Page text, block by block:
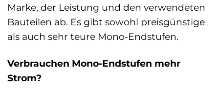
Marke, der Leistung und den verwendeten
Bauteilen ab. Es gibt sowohl preisgünstige
als auch sehr teure Mono-Endstufen.
Verbrauchen Mono-Endstufen mehr
Strom?